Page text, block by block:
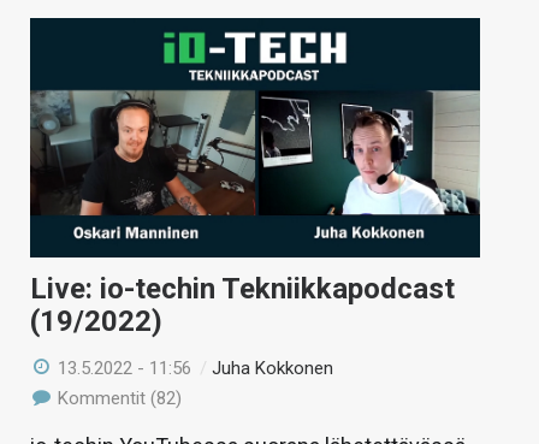
Live: io-techin Tekniikkapodcast
(19/2022)
13.5.2022 - 11:56 /Juha Kokkonen
Kommentit (82)